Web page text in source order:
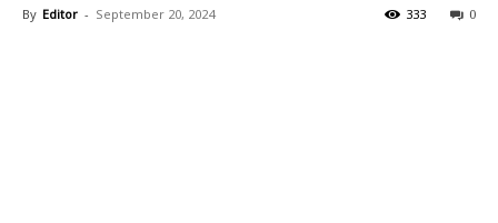
By Editor - September 20, 2024 0
333